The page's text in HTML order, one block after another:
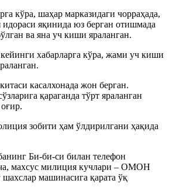
кўра, шаҳар марказидаги чорраҳада,
яқинида юз берган отишмада
ва яна уч киши яраланган.
хабарларга кўра, жами уч киши
касалхонада жон берган.
қараганда тўрт яраланган
зобити ҳам ўлдирилгани ҳақида
Би-би-си билан телефон
махсус милиция кучлари – ОМОН
шахслар машинасига қарата ўқ